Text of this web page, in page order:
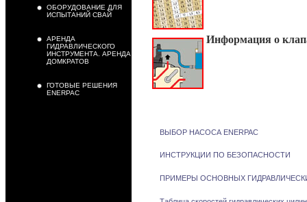
ОБОРУДОВАНИЕ ДЛЯ
ИСПЫТАНИЙ СВАЙ
АРЕНДА
ГИДРАВЛИЧЕСКОГО
ИНСТРУМЕНТА. АРЕНДА
ДОМКРАТОВ
ГОТОВЫЕ РЕШЕНИЯ
ENERPAC
Информация о
ВЫБОР НАСОСА ENERPAC
ИНСТРУКЦИИ ПО БЕЗОПАСНОСТИ
ПРИМЕРЫ ОСНОВНЫХ